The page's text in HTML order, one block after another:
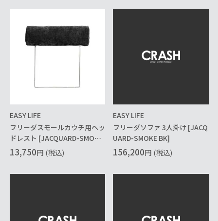
EASY LIFE
フリーダスモールカウチ用ヘッ
ドレスト [JACQUARD-SMOKE
BK]
13,750円 (税込)
EASY LIFE
フリーダソファ 3人掛け [JACQ
UARD-SMOKE BK]
156,200円 (税込)